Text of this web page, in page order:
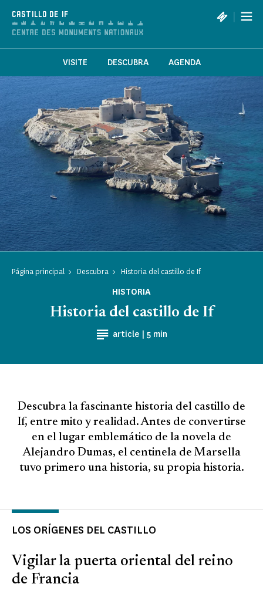
CASTILLO DE IF |
VISITE DESCUBRA AGENDA
Página principal Descubra Historia del castillo de If
HISTORIA
article | Tiempo de lectura
5 min
Historia del castillo de If
Descubra la fascinante historia del castillo de
If, entre mito y realidad. Antes de convertirse
en el lugar emblemático de la novela de
Alejandro Dumas, el centinela de Marsella
tuvo primero una historia, su propia historia.
LOS ORÍGENES DEL CASTILLO
Vigilar la puerta oriental del reino
de Francia